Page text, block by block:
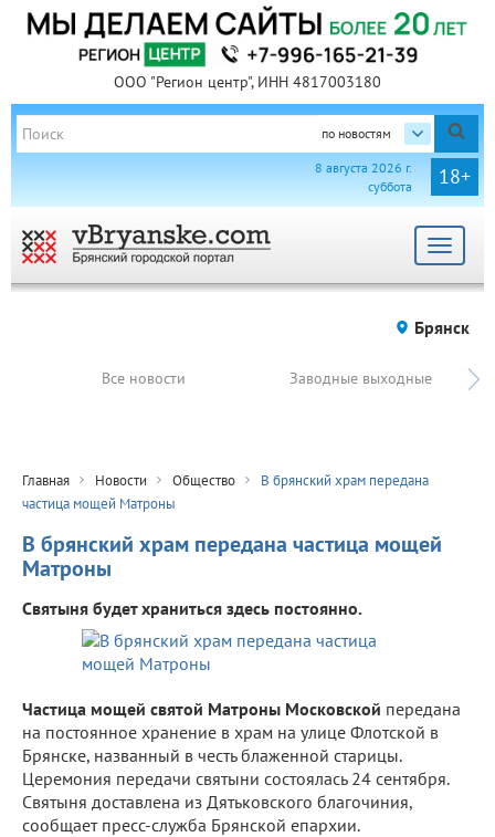
ООО "Регион центр", ИНН 4817003180
по новостям
18+
8 августа 2026 г.
суббота
Toggle
Брянск
Все новости Заводные выходные
Главная Новости Общество
В брянский храм передана
частица мощей Матроны
В брянский храм передана частица мощей
Матроны
Святыня будет храниться здесь постоянно.
Частица мощей святой Матроны Московской передана
на постоянное хранение в храм на улице Флотской в
Брянске, названный в честь блаженной старицы.
Церемония передачи святыни состоялась 24 сентября.
Святыня доставлена из Дятьковского благочиния,
сообщает пресс-служба Брянской епархии.